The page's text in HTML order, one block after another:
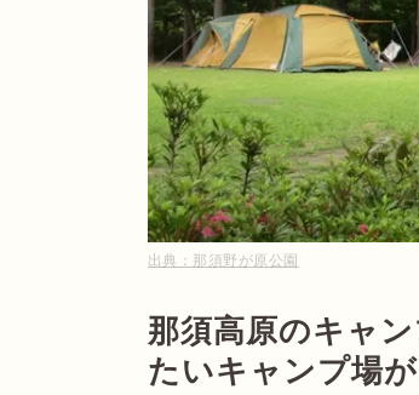
出典： 那須野が原公園
那須高原のキャ
たいキャンプ場